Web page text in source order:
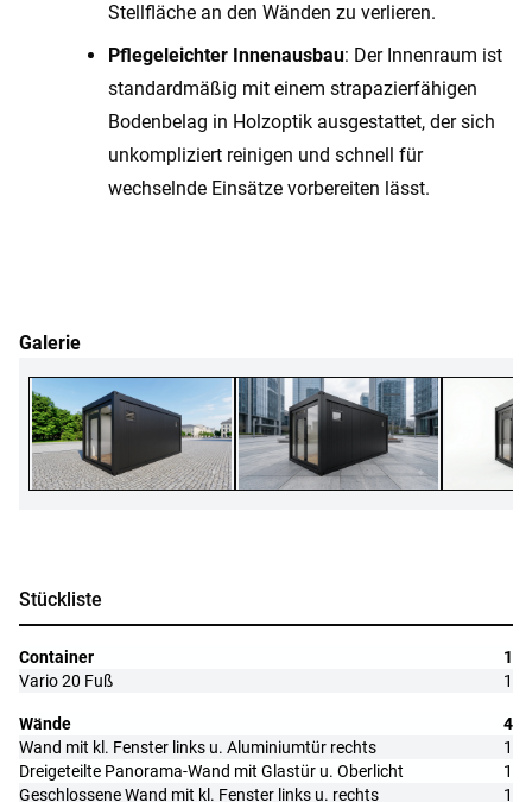
Stellfläche an den Wänden zu verlieren.
Pflegeleichter Innenausbau: Der Innenraum ist
standardmäßig mit einem strapazierfähigen
Bodenbelag in Holzoptik ausgestattet, der sich
unkompliziert reinigen und schnell für
wechselnde Einsätze vorbereiten lässt.
Galerie
Stückliste
Container
1
Vario 20 Fuß
1
Wände
4
Wand mit kl. Fenster links u. Aluminiumtür rechts
1
Dreigeteilte Panorama-Wand mit Glastür u. Oberlicht
1
Geschlossene Wand mit kl. Fenster links u. rechts
1